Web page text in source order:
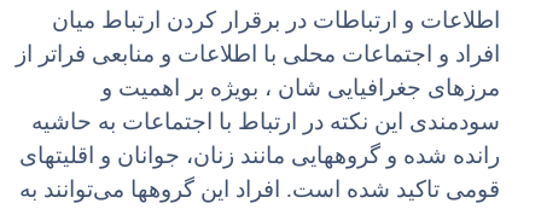
اطلاعات و ارتباطات در برقرار کردن ارتباط میان
افراد و اجتماعات محلی با اطلاعات و منابعی فراتر از
مرزهای جغرافیایی شان ، بویژه بر اهمیت و
سودمندی این نکته در ارتباط با اجتماعات به حاشیه
رانده شده و گروههایی مانند زنان، جوانان و اقلیتهای
قومی تاکید شده است. افراد این گروهها می‌توانند به